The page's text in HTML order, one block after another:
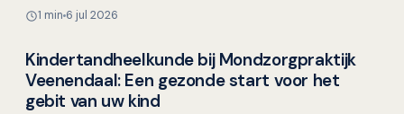
veroorzaken. …
1 min 6 jul 2026
Overig nieuws
Kindertandheelkunde bij Mondzorgpraktijk
Veenendaal: Een gezonde start voor het
gebit van uw kind